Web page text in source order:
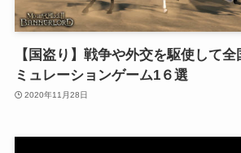
【国盗り】戦争や外交を駆使して
ミュレーションゲーム1６選
2020年11月28日